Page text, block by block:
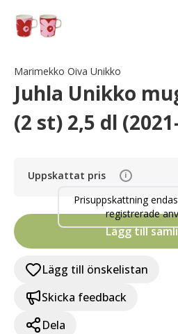
Marimekko Oiva Unikko
Juhla Unikko
(2 st) 2,5 dl
Uppskattat pris i
Prisuppskattning
registrerade
Lägg till
Lägg till önskelistan
Skicka feedback
Dela